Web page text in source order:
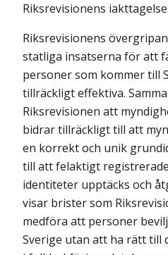
Riksrevisionens
Riksrevisionens
statliga insatserna för att
personer som kommer till
tillräckligt effektiva.
Riksrevisionen att
bidrar tillräckligt till att
en korrekt och unik
till att felaktigt
identiteter upptäcks och
visar brister som
medföra att personer
Sverige utan att ha rätt till